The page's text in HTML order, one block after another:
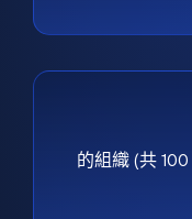
的組織 (共